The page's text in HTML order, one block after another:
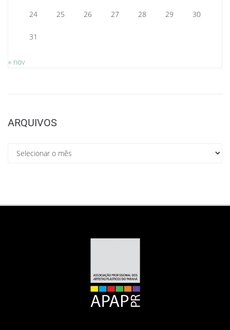
24 25 26 27 28 29 30
31
« nov
ARQUIVOS